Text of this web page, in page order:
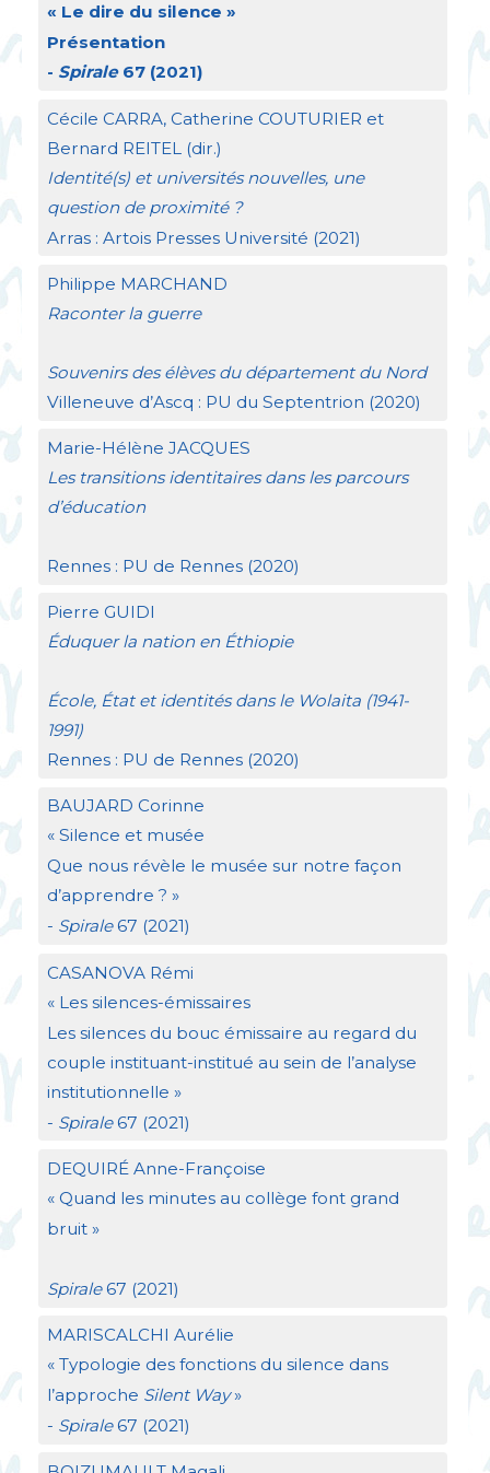
« Le dire du silence »
Présentation
- Spirale67 (2021)
Cécile CARRA, Catherine COUTURIER et
Bernard REITEL (dir.)
Identité(s) et universités nouvelles, une
question de proximité ?
Arras : Artois Presses Université (2021)
Philippe MARCHAND
Raconter la guerre
Souvenirs des élèves du département du Nord
Villeneuve d’Ascq : PU du Septentrion (2020)
Marie-Hélène JACQUES
Les transitions identitaires dans les parcours
d’éducation
Rennes : PU de Rennes (2020)
Pierre GUIDI
Éduquer la nation en Éthiopie
École, État et identités dans le Wolaita (1941-
1991)
Rennes : PU de Rennes (2020)
BAUJARD Corinne
« Silence et musée
Que nous révèle le musée sur notre façon
d’apprendre ? »
- Spirale67 (2021)
CASANOVARémi
« Les silences-émissaires
Les silences du bouc émissaire au regard du
couple instituant-institué au sein de l’analyse
institutionnelle »
- Spirale67 (2021)
DEQUIRÉ Anne-Françoise
« Quand les minutes au collège font grand
bruit »
Spirale67 (2021)
MARISCALCHI Aurélie
« Typologie des fonctions du silence dans
l’approche Silent Way »
- Spirale67 (2021)